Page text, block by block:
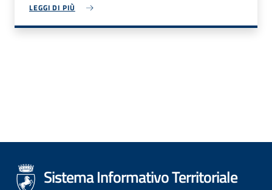
LEGGI DI PIÙ
Sistema Informativo Territoriale